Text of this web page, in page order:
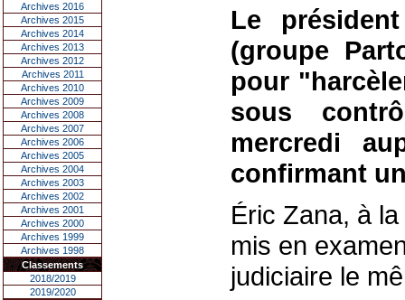
Archives 2016
Archives 2015
Archives 2014
Archives 2013
Archives 2012
Archives 2011
Archives 2010
Archives 2009
Archives 2008
Archives 2007
Archives 2006
Archives 2005
Archives 2004
Archives 2003
Archives 2002
Archives 2001
Archives 2000
Archives 1999
Archives 1998
Classements
2018/2019
2019/2020
Le
(groupe
pour
sous
mercredi
confirmant
Éric Zana, à
mis en
judiciaire le